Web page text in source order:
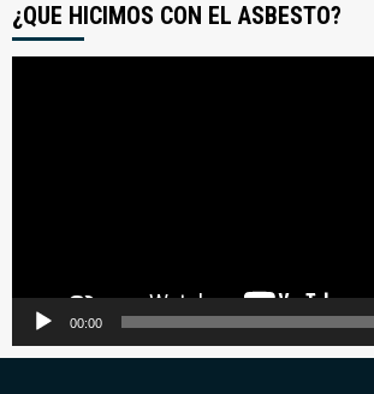
¿QUE HICIMOS CON EL ASBESTO?
00:00